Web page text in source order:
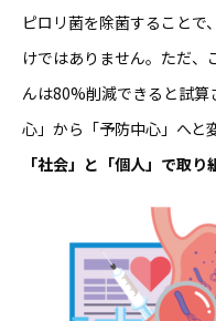
ピロリ菌を除菌することで
けではありません。ただ
んは80%削減できると試
心」から「予防中心」へと
「社会」と「個人」で取